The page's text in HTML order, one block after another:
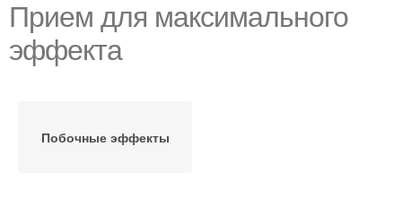
Прием для максимального
эффекта
Побочные эффекты